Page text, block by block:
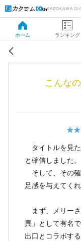
KADOKAWA
ホーム ランキング
こんな
タイトルを見
と確信しました。
そして、その
足感を与えてくれ
まず、メリー
異」として有名
出口とコラボす